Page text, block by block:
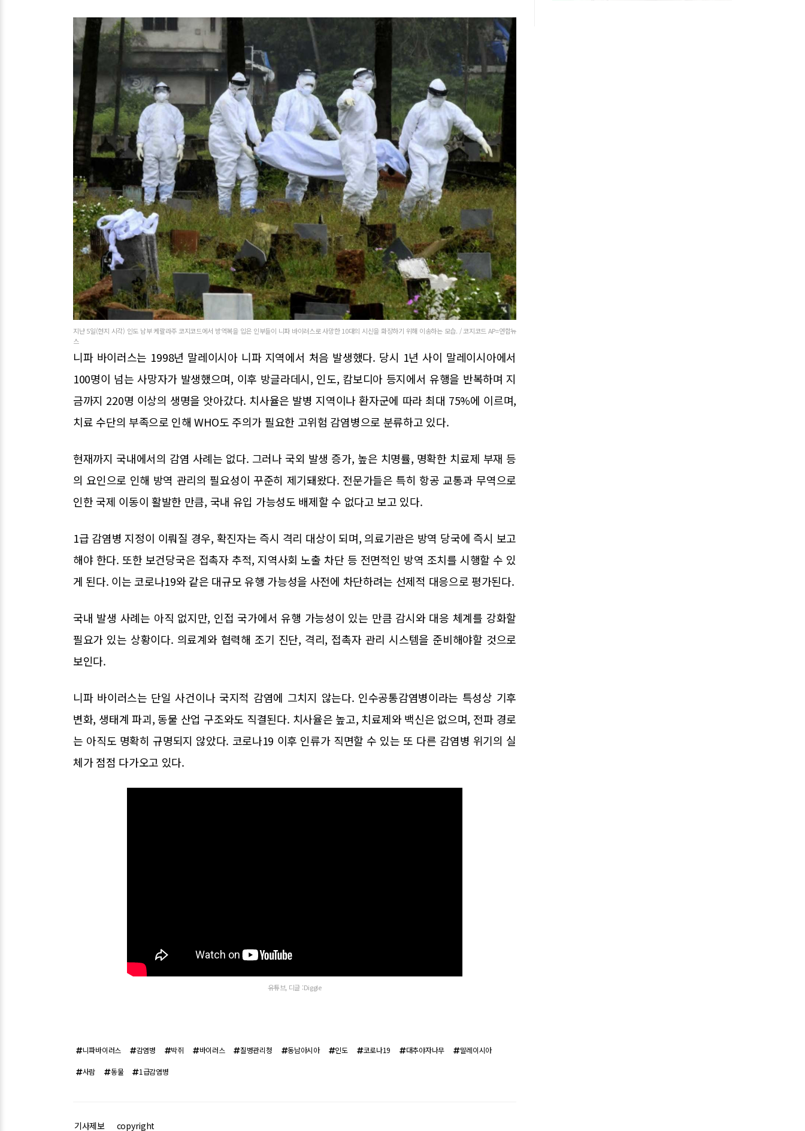
지난 5일(현지 시각) 인도 남부 케랄라주 코지코드에서 방역복을 입은 인부들이 니파 바이러스로 사망한 10대의 시신을 화장하기 위해 이송하는 모습. / 코지코드 AP=연합뉴
스
니파 바이러스는 1998년 말레이시아 니파 지역에서 처음 발생했다. 당시 1년 사이 말레이시아에서
100명이 넘는 사망자가 발생했으며, 이후 방글라데시, 인도, 캄보디아 등지에서 유행을 반복하며 지
금까지 220명 이상의 생명을 앗아갔다. 치사율은 발병 지역이나 환자군에 따라 최대 75%에 이르며,
치료 수단의 부족으로 인해 WHO도 주의가 필요한 고위험 감염병으로 분류하고 있다.
현재까지 국내에서의 감염 사례는 없다. 그러나 국외 발생 증가, 높은 치명률, 명확한 치료제 부재 등
의 요인으로 인해 방역 관리의 필요성이 꾸준히 제기돼왔다. 전문가들은 특히 항공 교통과 무역으로
인한 국제 이동이 활발한 만큼, 국내 유입 가능성도 배제할 수 없다고 보고 있다.
1급 감염병 지정이 이뤄질 경우, 확진자는 즉시 격리 대상이 되며, 의료기관은 방역 당국에 즉시 보고
해야 한다. 또한 보건당국은 접촉자 추적, 지역사회 노출 차단 등 전면적인 방역 조치를 시행할 수 있
게 된다. 이는 코로나19와 같은 대규모 유행 가능성을 사전에 차단하려는 선제적 대응으로 평가된다.
국내 발생 사례는 아직 없지만, 인접 국가에서 유행 가능성이 있는 만큼 감시와 대응 체계를 강화할
필요가 있는 상황이다. 의료계와 협력해 조기 진단, 격리, 접촉자 관리 시스템을 준비해야할 것으로
보인다.
니파 바이러스는 단일 사건이나 국지적 감염에 그치지 않는다. 인수공통감염병이라는 특성상 기후
변화, 생태계 파괴, 동물 산업 구조와도 직결된다. 치사율은 높고, 치료제와 백신은 없으며, 전파 경로
는 아직도 명확히 규명되지 않았다. 코로나19 이후 인류가 직면할 수 있는 또 다른 감염병 위기의 실
체가 점점 다가오고 있다.
유튜브, 디글 :Diggle
니파바이러스 감염병 박쥐 바이러스 질병관리청 동남아시아 인도 코로나19 대추야자나무 말레이시아
사람 동물 1급감염병
기사제보 copyright